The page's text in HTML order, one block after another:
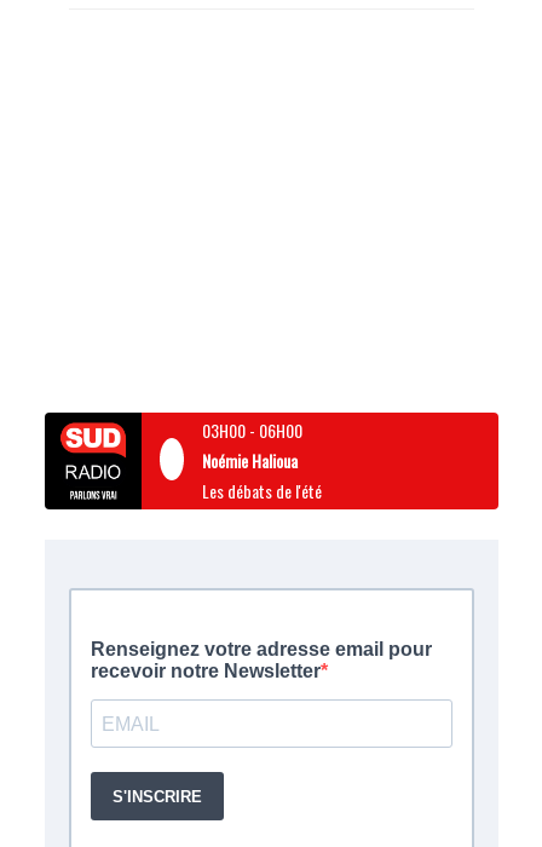
03H00- 06H00
Noémie Halioua
Les débats de l'été